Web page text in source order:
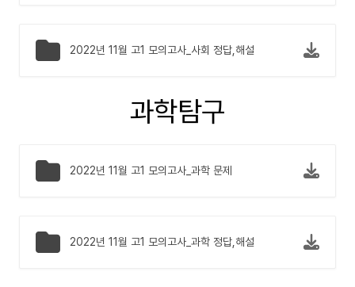
2022년 11월 고1 모의고사_사회 정답,해설
과학탐구
2022년 11월 고1 모의고사_과학 문제
2022년 11월 고1 모의고사_과학 정답,해설